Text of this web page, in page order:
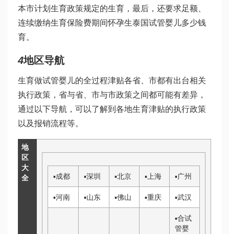
本市计划生育政策规定的生育，最后，还要求足额、
连续缴纳生育保险费期间怀孕生泰国试管婴儿多少钱
育。
4地区导航
生育做试管婴儿的全过程津贴各省、市都有出台相关
执行政策，省与省、市与市政策之间都可能有差异，
通过以下导航，可以了解到各地生育津贴的执行政策
以及报销流程等。
地
区
大
全
▪成都 ▪深圳 ▪北京 ▪上海 ▪广州
▪河南 ▪山东 ▪佛山 ▪重庆 ▪武汉
▪合试
管婴